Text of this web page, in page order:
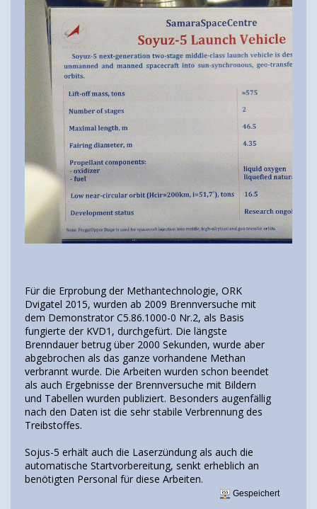
Für die Erprobung der Methantechnologie, ORK
Dvigatel 2015, wurden ab 2009 Brennversuche mit
dem Demonstrator C5.86.1000-0 Nr.2, als Basis
fungierte der KVD1, durchgefürt. Die längste
Brenndauer betrug über 2000 Sekunden, wurde aber
abgebrochen als das ganze vorhandene Methan
verbrannt wurde. Die Arbeiten wurden schon beendet
als auch Ergebnisse der Brennversuche mit Bildern
und Tabellen wurden publiziert. Besonders augenfällig
nach den Daten ist die sehr stabile Verbrennung des
Treibstoffes.
Sojus-5 erhält auch die Laserzündung als auch die
automatische Startvorbereitung, senkt erheblich an
benötigten Personal für diese Arbeiten.
Gespeichert